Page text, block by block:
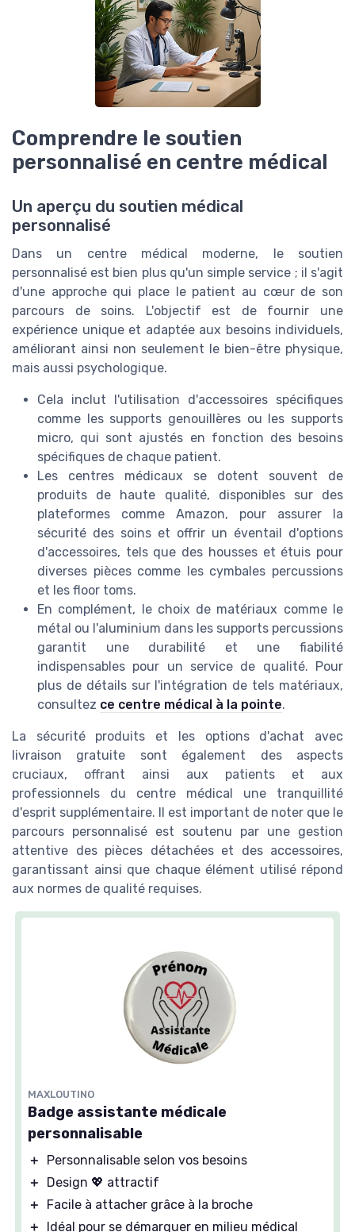
Comprendre le soutien
personnalisé en centre médical
Un aperçu du soutien médical
personnalisé
Dans un centre médical moderne, le soutien
personnalisé est bien plus qu'un simple service ; il s'agit
d'une approche qui place le patient au cœur de son
parcours de soins. L'objectif est de fournir une
expérience unique et adaptée aux besoins individuels,
améliorant ainsi non seulement le bien-être physique,
mais aussi psychologique.
Cela inclut l'utilisation d'accessoires spécifiques
comme les supports genouillères ou les supports
micro, qui sont ajustés en fonction des besoins
spécifiques de chaque patient.
Les centres médicaux se dotent souvent de
produits de haute qualité, disponibles sur des
plateformes comme Amazon, pour assurer la
sécurité des soins et offrir un éventail d'options
d'accessoires, tels que des housses et étuis pour
diverses pièces comme les cymbales percussions
et les floor toms.
En complément, le choix de matériaux comme le
métal ou l'aluminium dans les supports percussions
garantit une durabilité et une fiabilité
indispensables pour un service de qualité. Pour
plus de détails sur l'intégration de tels matériaux,
consultez ce centre médical à la pointe.
La sécurité produits et les options d'achat avec
livraison gratuite sont également des aspects
cruciaux, offrant ainsi aux patients et aux
professionnels du centre médical une tranquillité
d'esprit supplémentaire. Il est important de noter que le
parcours personnalisé est soutenu par une gestion
attentive des pièces détachées et des accessoires,
garantissant ainsi que chaque élément utilisé répond
aux normes de qualité requises.
MAXLOUTINO
Badge assistante médicale
personnalisable
＋
Personnalisable selon vos besoins
＋
Design 💖 attractif
＋
Facile à attacher grâce à la broche
＋
Idéal pour se démarquer en milieu médical